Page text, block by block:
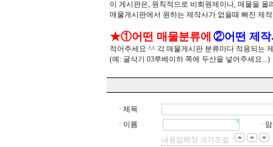
이 게시판은, 원칙적으로 비회원제이나, 매물을 올
매물게시판에서 원하는 제작사가 없을때 빠진 제
★①어떤 매물분류에 ②어떤 제작
적어주세요 ^^ 각 매물게시판 분류마다 적용되는
(예: 굴삭기 03루베이하 쪽에 두산을 넣어주세요...)
· 제목
· 이름
·
내용입력창 크기조절 :